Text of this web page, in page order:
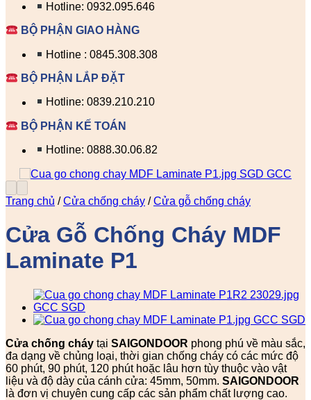
Hotline: 0932.095.646
BỘ PHẬN GIAO HÀNG
Hotline : 0845.308.308
BỘ PHẬN LẮP ĐẶT
Hotline: 0839.210.210
BỘ PHẬN KẾ TOÁN
Hotline: 0888.30.06.82
Trang chủ / Cửa chống cháy / Cửa gỗ chống cháy
Cửa Gỗ Chống Cháy MDF
Laminate P1
Cửa chống cháy tại SAIGONDOOR phong phú về màu sắc,
đa dạng về chủng loại, thời gian chống cháy có các mức độ
60 phút, 90 phút, 120 phút hoặc lâu hơn tùy thuộc vào vật
liệu và độ dày của cánh cửa: 45mm, 50mm. SAIGONDOOR
là đơn vị chuyên cung cấp các sản phẩm chất lượng cao.